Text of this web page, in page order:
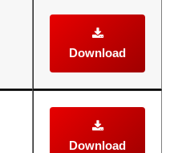
Download
Download